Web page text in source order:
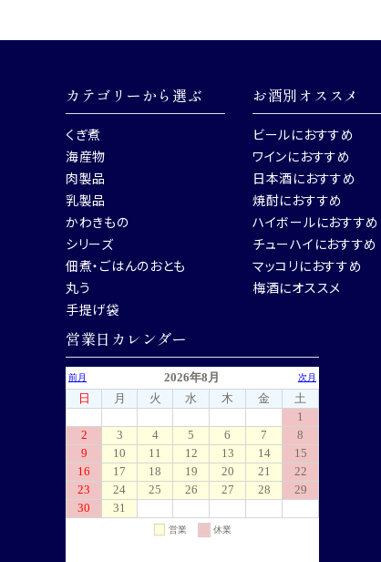
カテゴリーから選ぶ
くぎ煮
海産物
肉製品
乳製品
かわきもの
シリーズ
佃煮・ごはんのおとも
丸う
手提げ袋
お酒別オススメ
ビールにおすすめ
ワインにおすすめ
日本酒におすすめ
焼酎におすすめ
ハイボールにおすすめ
チューハイにおすすめ
マッコリにおすすめ
梅酒にオススメ
営業日カレンダー